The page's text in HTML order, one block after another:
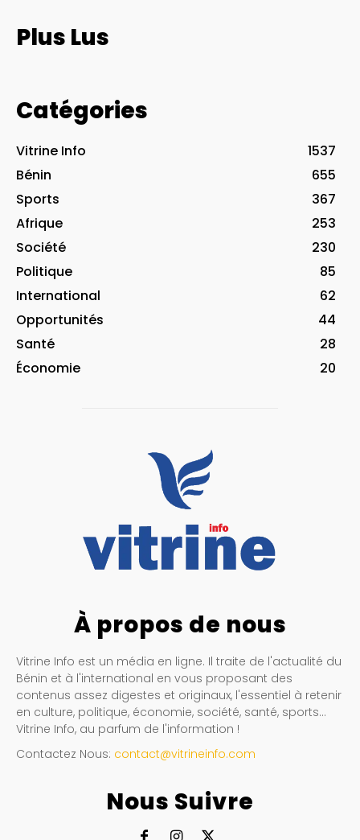
Plus Lus
Catégories
Vitrine Info
1537
Bénin
655
Sports
367
Afrique
253
Société
230
Politique
85
International
62
Opportunités
44
Santé
28
Économie
20
À propos de nous
Vitrine Info est un média en ligne. Il traite de l'actualité du
Bénin et à l'international en vous proposant des
contenus assez digestes et originaux, l'essentiel à retenir
en culture, politique, économie, société, santé, sports…
Vitrine Info, au parfum de l'information !
Contactez Nous: contact@vitrineinfo.com
Nous Suivre